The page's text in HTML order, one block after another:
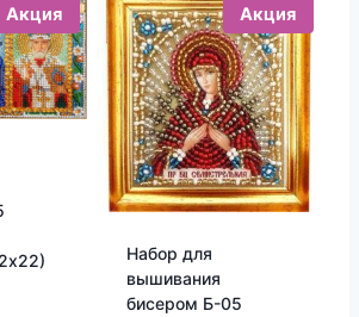
Акция Акция
Набор для
вышивания
бисером Б-05